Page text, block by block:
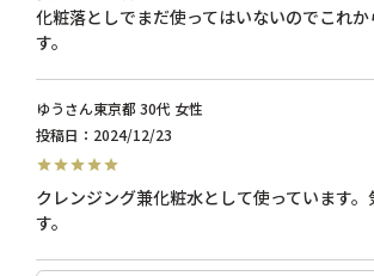
化粧落としでまだ使ってはいないのでこれ
す。
ゆう 東京都 30代 女性
投稿日
2024/12/23
クレンジング兼化粧水として使っています。